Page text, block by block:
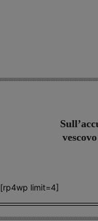
[rp4wp limit=4]